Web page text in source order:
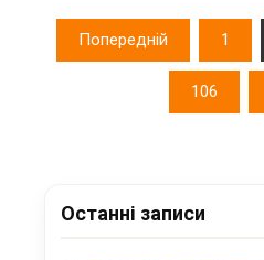
Пагінація
записів
Попередній 1
106
Останні записи